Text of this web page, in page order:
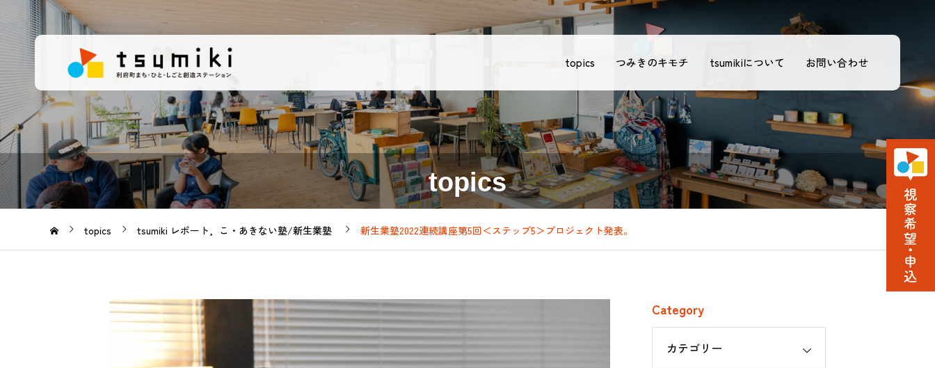
topics つみきのキモチ tsumikiについて お問い合わせ
topics
topics tsumiki レポート こ・あきない塾/新生業塾 新生業塾2022連続講座第5回＜ステップ5＞プロジェクト発表。
Category